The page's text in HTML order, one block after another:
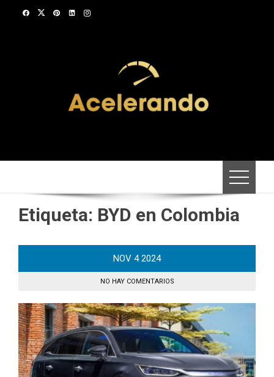
Etiqueta: BYD en Colombia
NOV 4 2024
NO HAY COMENTARIOS